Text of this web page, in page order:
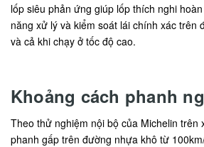
lốp siêu phản ứng giúp lốp thích nghi
năng xử lý và kiểm soát lái chính xác trên
và cả khi chạy ở tốc độ cao.
Khoảng cách phanh
Theo thử nghiệm nội bộ của Michelin trên
phanh gấp trên đường nhựa khô từ